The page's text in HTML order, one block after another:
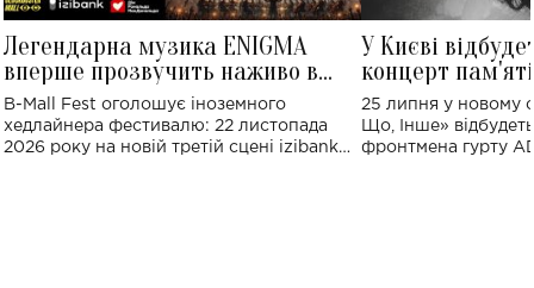
Легендарна музика ENIGMA
вперше прозвучить наживо в
Україні: де відбудеться концерт
B-Mall Fest оголошує іноземного
хедлайнера фестивалю: 22 листопада
2026 року на новій третій сцені izibank
У Києві
концерт
Клименка:
виконають
25 липня у новому
Що, Інше»
фронтмена гурту